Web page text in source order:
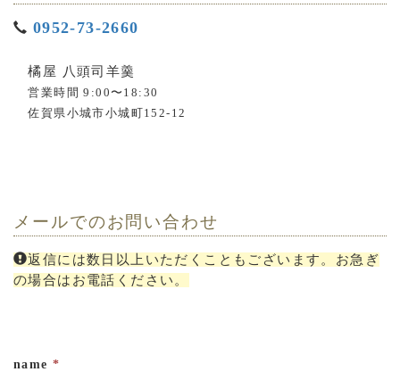
0952-73-2660
橘屋 八頭司羊羹
営業時間 9:00〜18:30
佐賀県小城市小城町152-12
メールでのお問い合わせ
返信には数日以上いただくこともございます。お急ぎ
の場合はお電話ください。
name *